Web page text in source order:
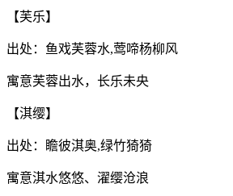
【芙乐】
出处：鱼戏芙蓉水,莺啼杨柳风
寓意芙蓉出水，长乐未央
【淇缨】
出处：瞻彼淇奥,绿竹猗猗
寓意淇水悠悠、濯缨沧浪